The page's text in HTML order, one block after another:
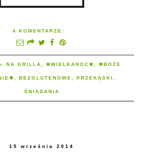
4 KOMENTARZE:
NA GRILLA, ❀WIELKANOC❀, ❅BOŻE
, BEZGLUTENOWE, PRZEKĄSKI ,
ŚNIADANIA
15 września 2014